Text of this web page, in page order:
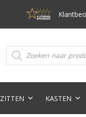
Producten
zoeken
ZITTEN KASTEN